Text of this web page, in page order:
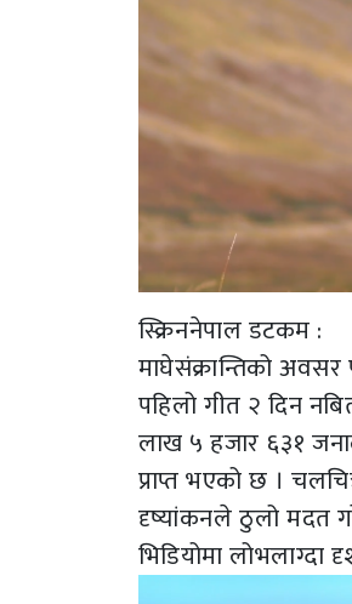
स्क्रिननेपाल डटकम :
माघेसंक्रान्तिको अवसर
पहिलो गीत २ दिन
लाख ५ हजार ६३१
प्राप्त भएको छ ।
दृष्यांकनले ठुलो मदत
भिडियोमा